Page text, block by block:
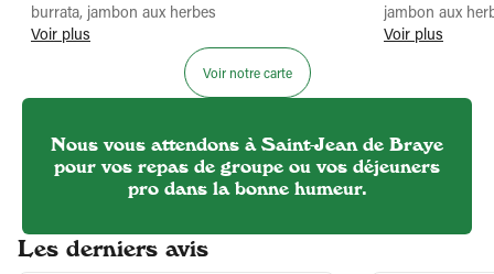
burrata, jambon aux herbes
Voir plus
jambon aux
Voir plus
Voir notre carte
Nous vous attendons à Saint-Jean de Braye
pour vos repas de groupe ou vos déjeuners
pro dans la bonne humeur.
Les derniers avis